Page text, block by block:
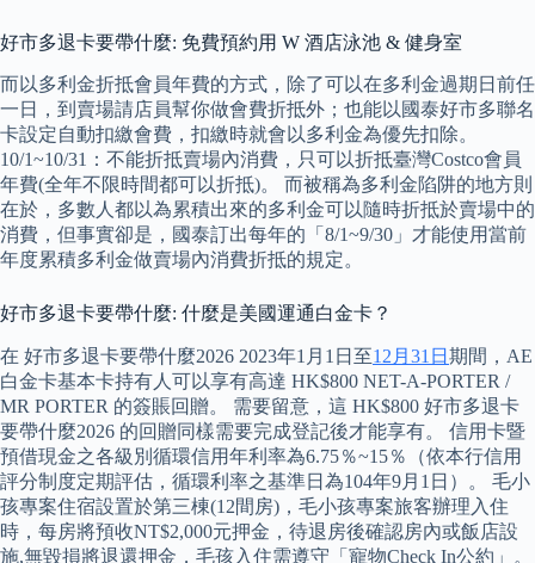
好市多退卡要帶什麼: 免費預約用 W 酒店泳池 & 健身室
而以多利金折抵會員年費的方式，除了可以在多利金過期日前任
一日，到賣場請店員幫你做會費折抵外；也能以國泰好市多聯名
卡設定自動扣繳會費，扣繳時就會以多利金為優先扣除。
10/1~10/31：不能折抵賣場內消費，只可以折抵臺灣Costco會員
年費(全年不限時間都可以折抵)。 而被稱為多利金陷阱的地方則
在於，多數人都以為累積出來的多利金可以隨時折抵於賣場中的
消費，但事實卻是，國泰訂出每年的「8/1~9/30」才能使用當前
年度累積多利金做賣場內消費折抵的規定。
好市多退卡要帶什麼: 什麼是美國運通白金卡？
在 好市多退卡要帶什麼2026 2023年1月1日至12月31日 期間，AE
白金卡基本卡持有人可以享有高達 HK$800 NET-A-PORTER /
MR PORTER 的簽賬回贈。 需要留意，這 HK$800 好市多退卡
要帶什麼2026 的回贈同樣需要完成登記後才能享有。 信用卡暨
預借現金之各級別循環信用年利率為6.75％~15％（依本行信用
評分制度定期評估，循環利率之基準日為104年9月1日）。 毛小
孩專案住宿設置於第三棟(12間房)，毛小孩專案旅客辦理入住
時，每房將預收NT$2,000元押金，待退房後確認房內或飯店設
施,無毀損將退還押金，毛孩入住需遵守「寵物Check In公約」。